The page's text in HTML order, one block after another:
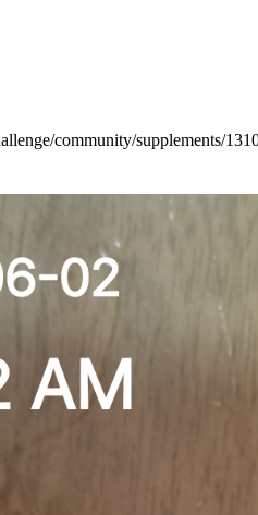
community/supplements/